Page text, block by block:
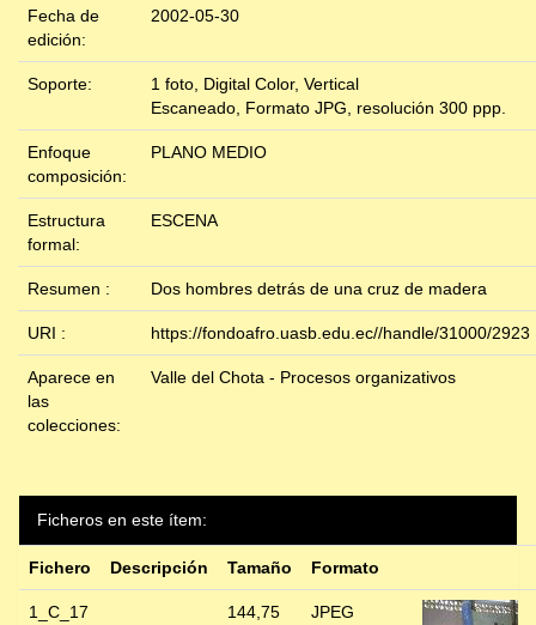
Fecha de
edición:
2002-05-30
Soporte:
1 foto, Digital Color, Vertical
Escaneado, Formato JPG, resolución 300 ppp.
Enfoque
composición:
PLANO MEDIO
Estructura
formal:
ESCENA
Resumen : Dos hombres detrás de una cruz de madera
URI : https://fondoafro.uasb.edu.ec//handle/31000/2923
Aparece en
las
colecciones:
Valle del Chota - Procesos organizativos
Ficheros en este ítem:
Fichero Descripción Tamaño Formato
1_C_17
144,75
JPEG